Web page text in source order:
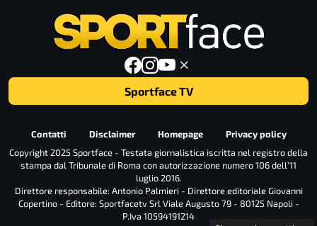
Sportface TV
Contatti Disclaimer Homepage
Privacy policy
Copyright 2025 Sportface - Testata giornalistica iscritta nel registro della
stampa dal Tribunale di Roma con autorizzazione numero 106 dell’11
luglio 2016.
Direttore responsabile: Antonio Palmieri - Direttore editoriale Giovanni
Copertino - Editore: Sportfacetv Srl Viale Augusto 79 - 80125 Napoli -
P.Iva 10594191214